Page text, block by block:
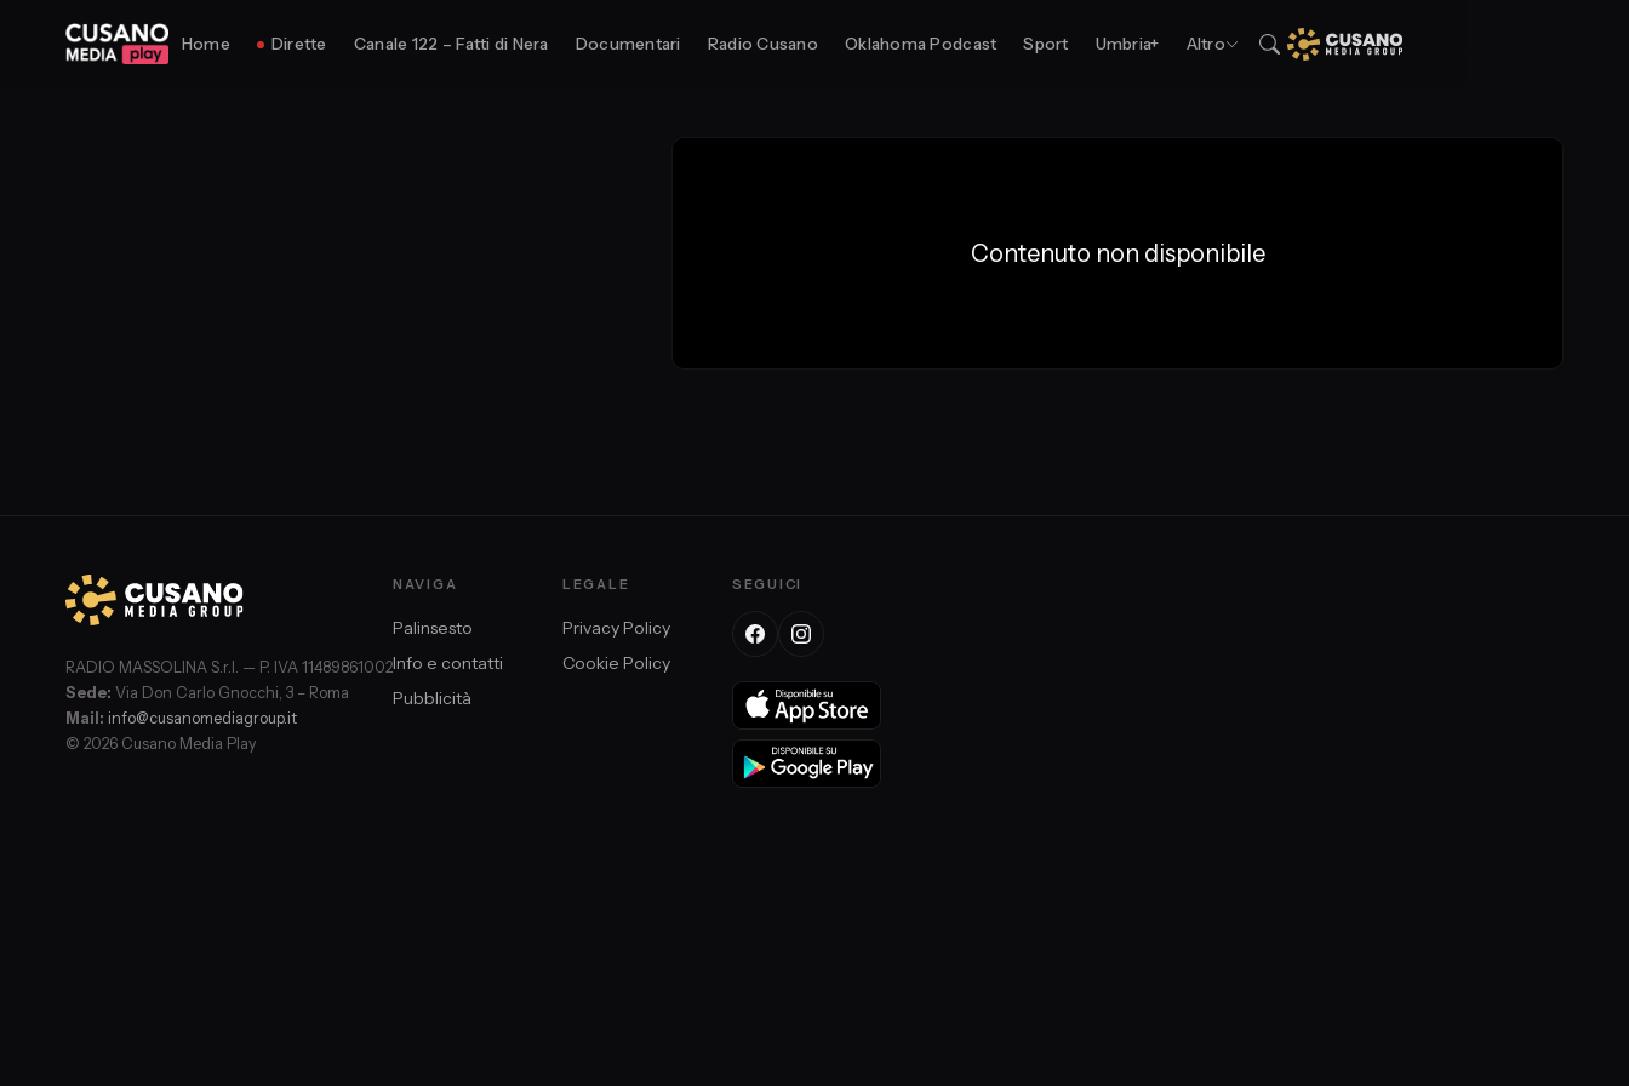
Home Dirette Canale 122 – Fatti di Nera Documentari Radio Cusano Oklahoma Podcast Sport Umbria+ Altro
Contenuto non disponibile
RADIO MASSOLINA S.r.l. — P. IVA 11489861002
Sede: Via Don Carlo Gnocchi, 3 – Roma
Mail: info@cusanomediagroup.it
© 2026 Cusano Media Play
NAVIGA
Palinsesto
Info e contatti
Pubblicità
LEGALE
Privacy Policy
Cookie Policy
SEGUICI